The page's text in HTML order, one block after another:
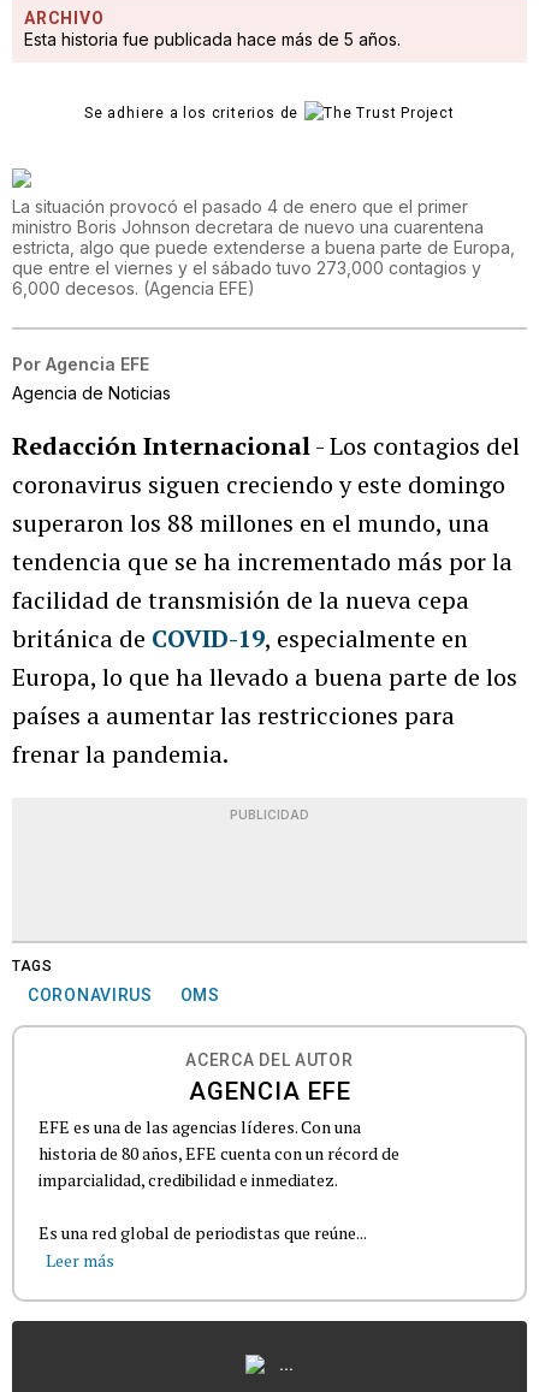
ARCHIVO
Esta historia fue publicada hace más de 5 años.
Se adhiere a los criterios de
La situación provocó el pasado 4 de enero que el primer
ministro Boris Johnson decretara de nuevo una cuarentena
estricta, algo que puede extenderse a buena parte de Europa,
que entre el viernes y el sábado tuvo 273,000 contagios y
6,000 decesos. (Agencia EFE)
Por Agencia EFE
Agencia de Noticias
Redacción Internacional- Los contagios del
coronavirus siguen creciendo y este domingo
superaron los 88 millones en el mundo, una
tendencia que se ha incrementado más por la
facilidad de transmisión de la nueva cepa
británica de COVID-19, especialmente en
Europa, lo que ha llevado a buena parte de los
países a aumentar las restricciones para
frenar la pandemia.
PUBLICIDAD
TAGS
CORONAVIRUS OMS
ACERCA DEL AUTOR
AGENCIA EFE
EFE es una de las agencias líderes. Con una
historia de 80 años, EFE cuenta con un récord de
imparcialidad, credibilidad e inmediatez.
Es una red global de periodistas que reúne...
Leer más
...